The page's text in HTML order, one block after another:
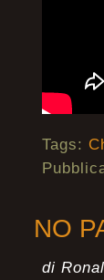
Tags:
NO
di